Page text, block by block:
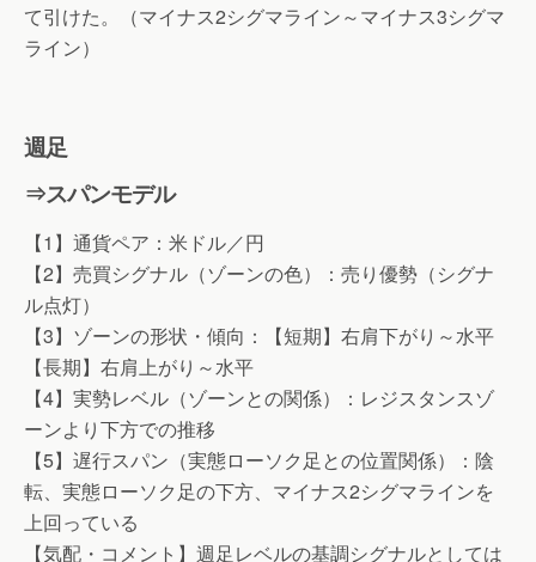
て引けた。（マイナス2シグマライン～マイナス3シグマ
ライン）
週足
⇒スパンモデル
【1】通貨ペア：米ドル／円
【2】売買シグナル（ゾーンの色）：売り優勢（シグナ
ル点灯）
【3】ゾーンの形状・傾向：【短期】右肩下がり～水平
【長期】右肩上がり～水平
【4】実勢レベル（ゾーンとの関係）：レジスタンスゾ
ーンより下方での推移
【5】遅行スパン（実態ローソク足との位置関係）：陰
転、実態ローソク足の下方、マイナス2シグマラインを
上回っている
【気配・コメント】週足レベルの基調シグナルとしては